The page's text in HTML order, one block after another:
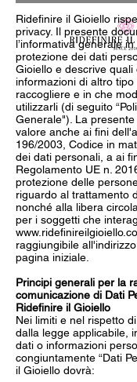
Ridefinire il Gioiello
privacy. Il presente
l’informativa generale
protezione dei dati
Gioiello e descrive
informazioni di altro
raccogliere e in che
utilizzarli (di seguito
Generale"). La
valore anche ai fini
196/2003, Codice in
dei dati personali, a ai
Regolamento UE n.
protezione delle
riguardo al trattamento
nonché alla libera
per i soggetti che
raggiungibile
pagina iniziale.
Principi generali per la
comunicazione di Dati
Ridefinire il Gioiello
Nei limiti e nel rispetto
dalla legge applicabile,
dati o informazioni
congiuntamente “Dati
il Gioiello dovrà: